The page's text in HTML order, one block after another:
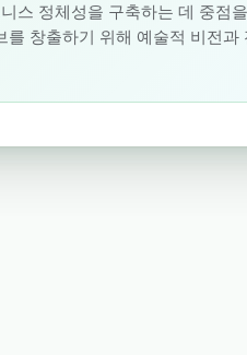
스 정체성을 구축하는 데 중점
창출하기 위해 예술적 비전과